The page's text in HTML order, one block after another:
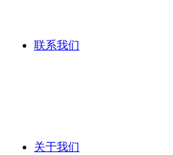
联系我们
关于我们